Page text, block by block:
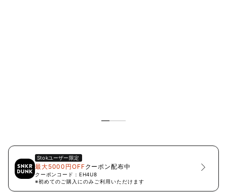
Stokユーザー限定
最大5000円OFFクーポン配布中
クーポンコード： EH4U8
※初めてのご購入にのみご利用いただけます